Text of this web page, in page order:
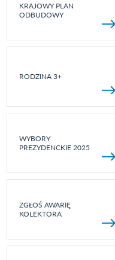
KRAJOWY PLAN
ODBUDOWY
RODZINA 3+
WYBORY
PREZYDENCKIE 2025
ZGŁOŚ AWARIĘ
KOLEKTORA